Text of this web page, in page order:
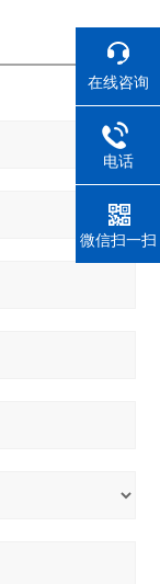
在线咨询
电话
微信扫一扫